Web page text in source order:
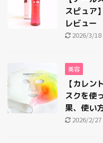
スピュア
レビュー
2026/3/18
美容
【カレン
スクを使
果、使い
2026/2/27